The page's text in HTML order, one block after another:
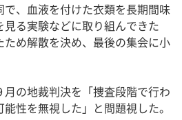
、血液を付けた衣類を長期間味
る実験などに取り組んできた
め解散を決め、最後の集会に小
の地裁判決を「捜査段階で行わ
性を無視した」と問題視した。